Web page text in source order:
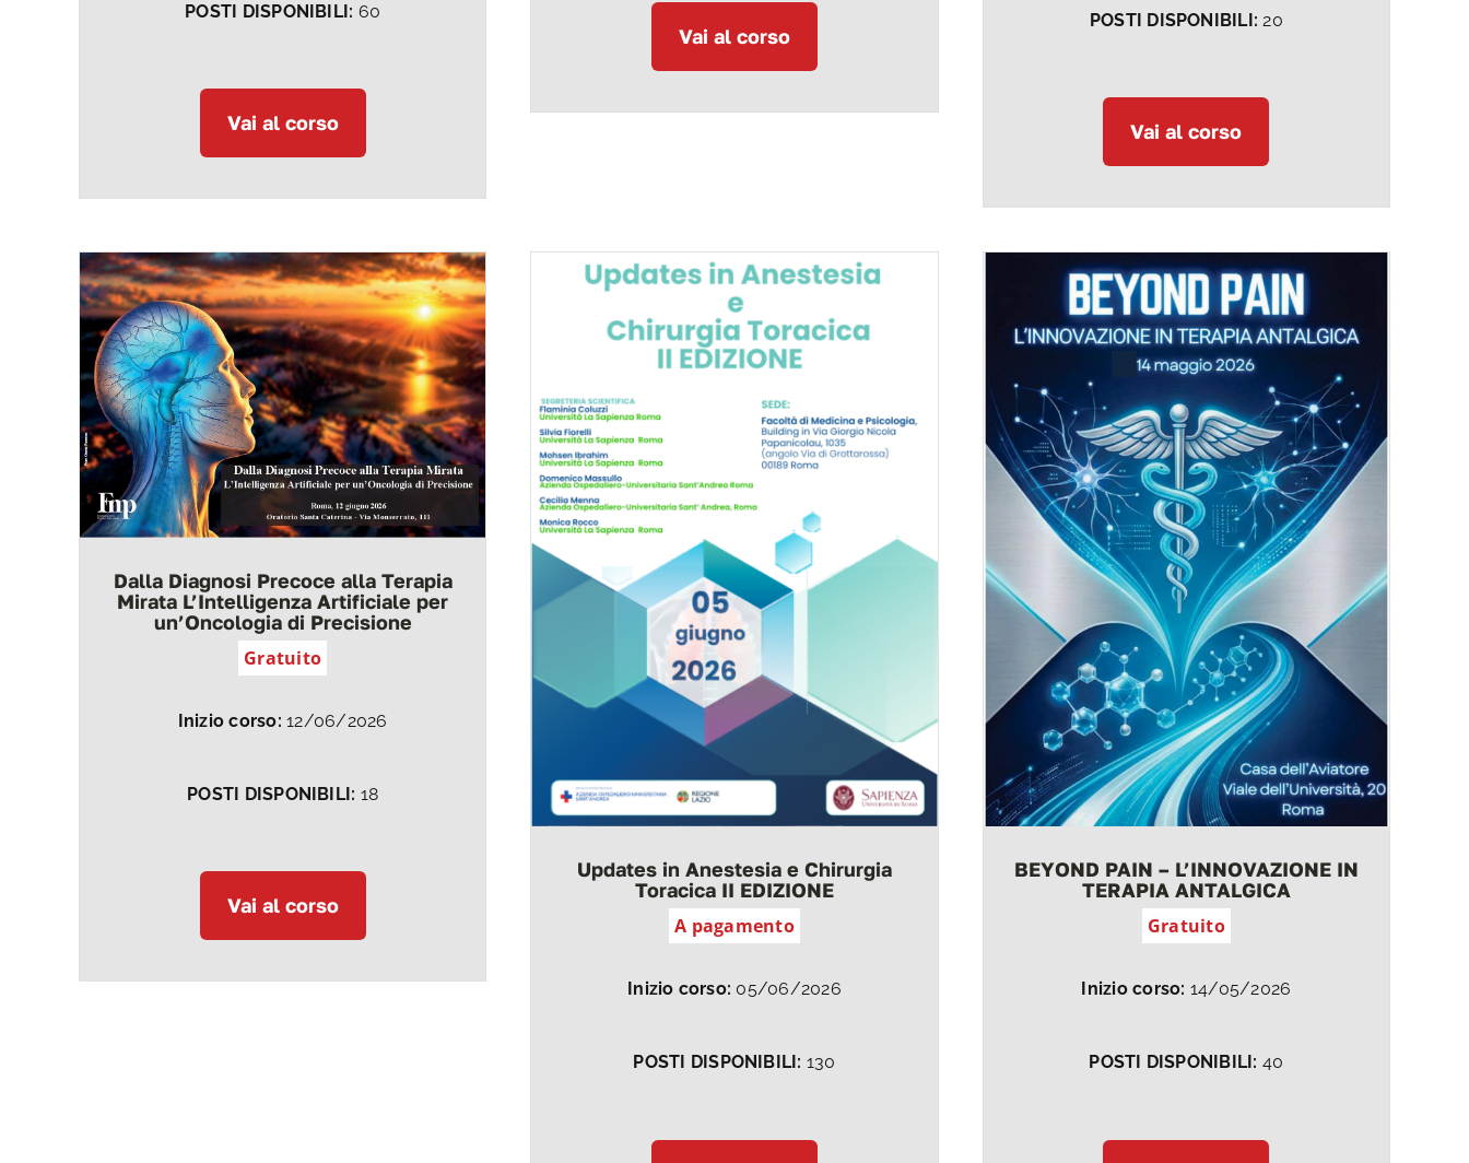
POSTI DISPONIBILI: 60
Vai al corso
Vai al corso
POSTI DISPONIBILI: 20
Vai al corso
Dalla Diagnosi Precoce alla Terapia
Mirata L’Intelligenza Artificiale per
un’Oncologia di Precisione
Gratuito
Inizio corso:12/06/2026
POSTI DISPONIBILI: 18
Vai al corso
Updates in Anestesia e Chirurgia
Toracica II EDIZIONE
A pagamento
Inizio corso: 05/06/2026
POSTI DISPONIBILI: 130
BEYOND PAIN – L’INNOVAZIONE IN
TERAPIA ANTALGICA
Gratuito
Inizio corso: 14/05/2026
POSTI DISPONIBILI: 40